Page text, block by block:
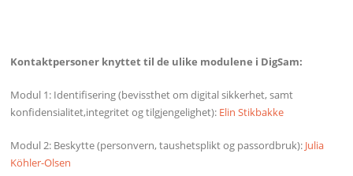
Kontaktpersoner knyttet til de ulike modulene i DigSam:
Modul 1: Identifisering (bevissthet om digital sikkerhet, samt
konfidensialitet,integritet og tilgjengelighet): Elin Stikbakke
Modul 2: Beskytte (personvern, taushetsplikt og passordbruk): Julia
Köhler-Olsen